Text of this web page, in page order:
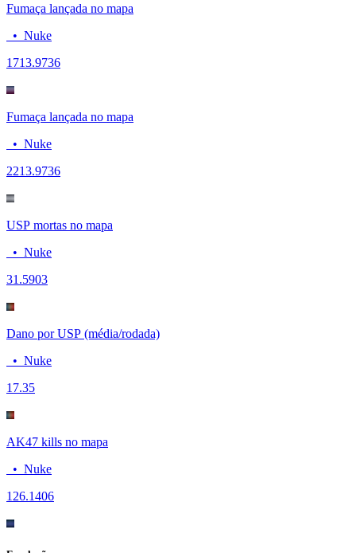
Fumaça lançada no mapa
• Nuke
1713.9736
Fumaça lançada no mapa
• Nuke
2213.9736
USP mortas no mapa
• Nuke
31.5903
Dano por USP (média/rodada)
• Nuke
17.35
AK47 kills no mapa
• Nuke
126.1406